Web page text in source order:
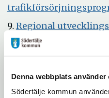
Denna webbplats använder
Södertälje kommun
9. Regional
RUFS 2050
fönster
10.Delbetänkandet
tre nya län" (SOU
11.Strategi för ökad